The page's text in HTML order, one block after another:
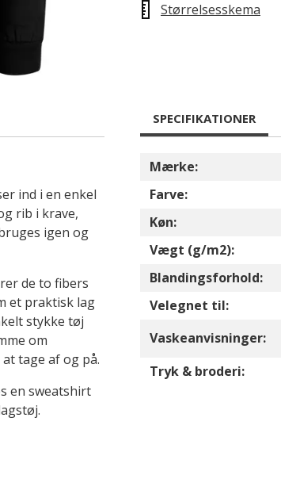
Størrelsesskema
ind i en enkel
rib i krave,
igen og
de to fibers
et praktisk lag
stykke tøj
om
tage af og på.
en sweatshirt
SPECIFIKATIONER
Mærke:
Farve:
Køn:
Vægt (g/m2):
Blandingsforhold:
Velegnet til:
Vaskeanvisninger:
Tryk & broderi: